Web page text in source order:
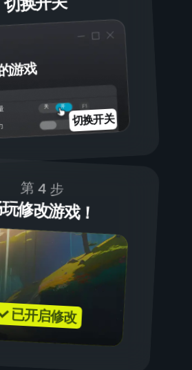
游戏
开
关
切换开关
第 4 步
修改游戏！
已开启修改